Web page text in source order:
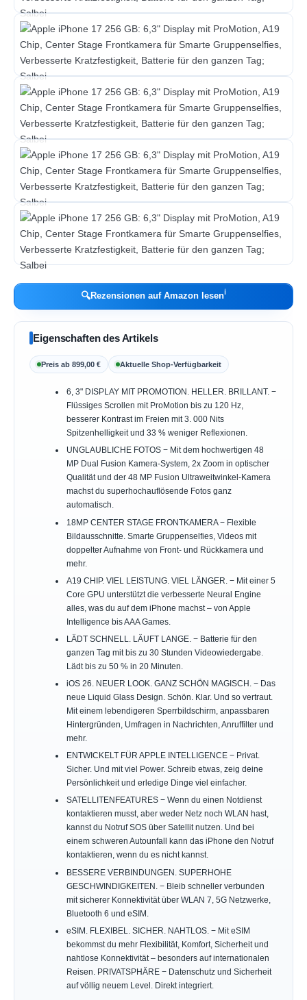
🔍Rezensionen auf Amazon lesenℹ︎
Eigenschaften des Artikels
Preis ab 899,00 € Aktuelle Shop-Verfügbarkeit
6, 3" DISPLAY MIT PROMOTION. HELLER. BRILLANT. −
Flüssiges Scrollen mit ProMotion bis zu 120 Hz,
besserer Kontrast im Freien mit 3. 000 Nits
Spitzenhelligkeit und 33 % weniger Reflexionen.
UNGLAUBLICHE FOTOS − Mit dem hochwertigen 48
MP Dual Fusion Kamera-System, 2x Zoom in optischer
Qualität und der 48 MP Fusion Ultraweitwinkel-Kamera
machst du superhochauflösende Fotos ganz
automatisch.
18MP CENTER STAGE FRONTKAMERA − Flexible
Bildausschnitte. Smarte Gruppenselfies, Videos mit
doppelter Aufnahme von Front- und Rückkamera und
mehr.
A19 CHIP. VIEL LEISTUNG. VIEL LÄNGER. − Mit einer 5
Core GPU unterstützt die verbesserte Neural Engine
alles, was du auf dem iPhone machst – von Apple
Intelligence bis AAA Games.
LÄDT SCHNELL. LÄUFT LANGE. − Batterie für den
ganzen Tag mit bis zu 30 Stunden Videowiedergabe.
Lädt bis zu 50 % in 20 Minuten.
iOS 26. NEUER LOOK. GANZ SCHÖN MAGISCH. − Das
neue Liquid Glass Design. Schön. Klar. Und so vertraut.
Mit einem lebendigeren Sperrbildschirm, anpassbaren
Hintergründen, Umfragen in Nachrichten, Anruffilter und
mehr.
ENTWICKELT FÜR APPLE INTELLIGENCE − Privat.
Sicher. Und mit viel Power. Schreib etwas, zeig deine
Persönlichkeit und erledige Dinge viel einfacher.
SATELLITENFEATURES − Wenn du einen Notdienst
kontaktieren musst, aber weder Netz noch WLAN hast,
kannst du Notruf SOS über Satellit nutzen. Und bei
einem schweren Autounfall kann das iPhone den Notruf
kontaktieren, wenn du es nicht kannst.
BESSERE VERBINDUNGEN. SUPERHOHE
GESCHWINDIGKEITEN. − Bleib schneller verbunden
mit sicherer Konnektivität über WLAN 7, 5G Netzwerke,
Bluetooth 6 und eSIM.
eSIM. FLEXIBEL. SICHER. NAHTLOS. − Mit eSIM
bekommst du mehr Flexibilität, Komfort, Sicherheit und
nahtlose Konnektivität – besonders auf internationalen
Reisen. PRIVATSPHÄRE − Datenschutz und Sicherheit
auf völlig neuem Level. Direkt integriert.